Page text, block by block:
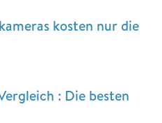
kosten nur die
: Die besten